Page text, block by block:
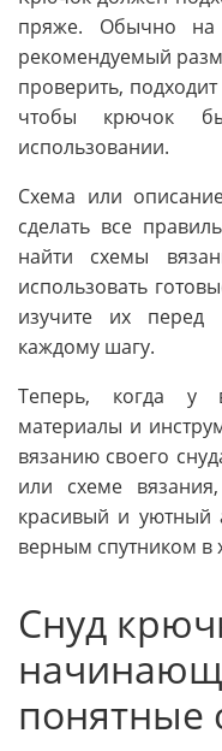
пряже. Обычно на
рекомендуемый
проверить,
чтобы крючок
использовании.
Схема или
сделать все
найти схемы
использовать
изучите их перед
каждому шагу.
Теперь, когда у
материалы и
вязанию своего
или схеме
красивый и уютный
верным спутником в
Снуд
понятные